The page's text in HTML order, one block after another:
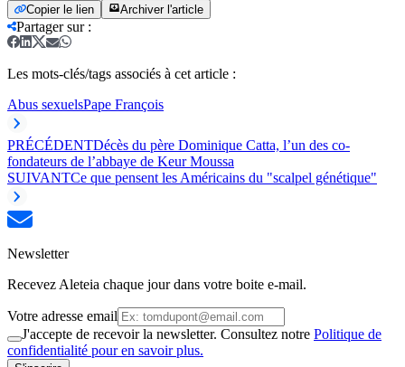
Copier le lien Archiver l'article
Partager sur:
Les mots-clés/tags associés à cet article :
Abus sexuelsPape François
PRÉCÉDENTDécès du père Dominique Catta, l’un des co-
fondateurs de l’abbaye de Keur Moussa
SUIVANTCe que pensent les Américains du "scalpel génétique"
Newsletter
Recevez Aleteia chaque jour dans votre boite e-mail.
Votre adresse email
J'accepte de recevoir la newsletter. Consultez notre Politique de
confidentialité pour en savoir plus.